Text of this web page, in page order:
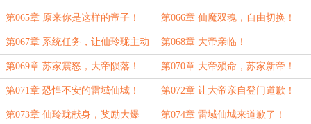
舞！
第065章 原来你是这样的帝子！ 第066章 仙魔双魂，自由切换！
第067章 系统任务，让仙玲珑主动
献身！
第068章 大帝亲临！
第069章 苏家震怒，大帝陨落！ 第070章 大帝殒命，苏家新帝！
第071章 恐惶不安的雷域仙城！ 第072章 让大帝亲自登门道歉！
第073章 仙玲珑献身，奖励大爆 第074章 雷域仙城来道歉了！